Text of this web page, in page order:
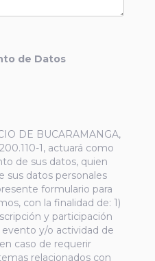
de Datos
DE BUCARAMANGA,
1, actuará como
de sus datos, quien
sus datos personales
formulario para
con la finalidad de: 1)
y participación
y/o actividad de
caso de requerir
relacionados con